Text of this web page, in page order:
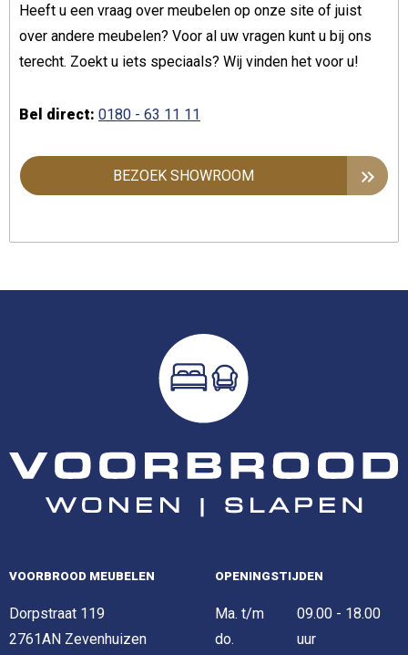
Heeft u een vraag over meubelen op onze site of juist
over andere meubelen? Voor al uw vragen kunt u bij ons
terecht. Zoekt u iets speciaals? Wij vinden het voor u!
Bel direct: 0180 - 63 11 11
BEZOEK SHOWROOM
VOORBROOD MEUBELEN
Dorpstraat 119
2761AN Zevenhuizen
OPENINGSTIJDEN
Ma. t/m
do.
09.00 - 18.00
uur